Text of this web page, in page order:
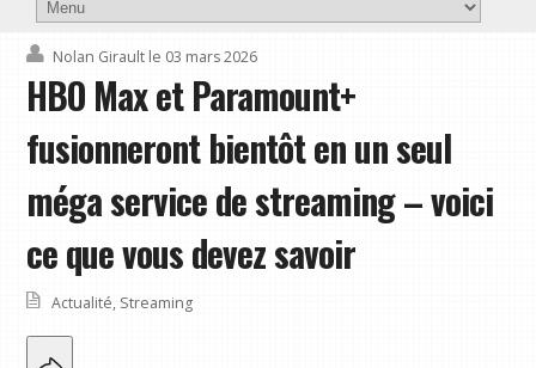
Nolan Girault le 03 mars 2026
HBO Max et Paramount+
fusionneront bientôt en un seul
méga service de streaming – voici
ce que vous devez savoir
Actualité, Streaming